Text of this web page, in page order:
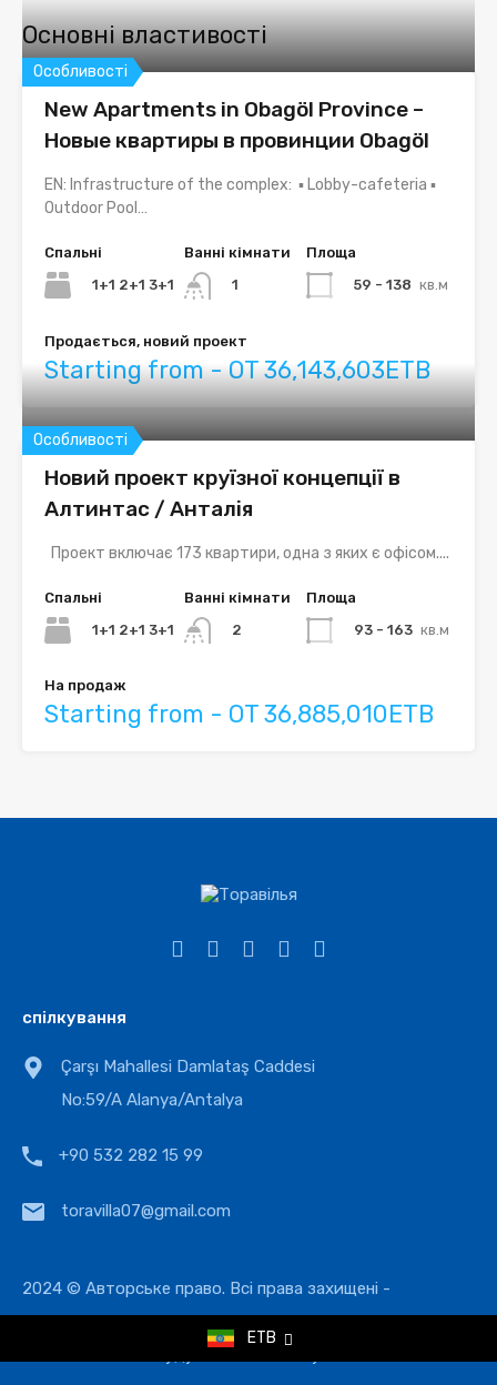
Основні властивості
Особливості
New Apartments in Obagöl Province –
Новые квартиры в провинции Obagöl
EN: Infrastructure of the complex: ▪ Lobby-cafeteria ▪
Outdoor Pool…
Спальні
1+1 2+1 3+1
Ванні кімнати
1
Площа
59 - 138 кв.м
Продається, новий проект
Starting from - OT 36,143,603ETB
Особливості
Новий проект круїзної концепції в
Алтинтас / Анталія
Проект включає 173 квартири, одна з яких є офісом....
Спальні
1+1 2+1 3+1
Ванні кімнати
2
Площа
93 - 163 кв.м
На продаж
Starting from - OT 36,885,010ETB
спілкування
Çarşı Mahallesi Damlataş Caddesi
No:59/A Alanya/Antalya
+90 532 282 15 99
toravilla07@gmail.com
2024 © Авторське право. Всі права захищені -
toravilla.com
ETB